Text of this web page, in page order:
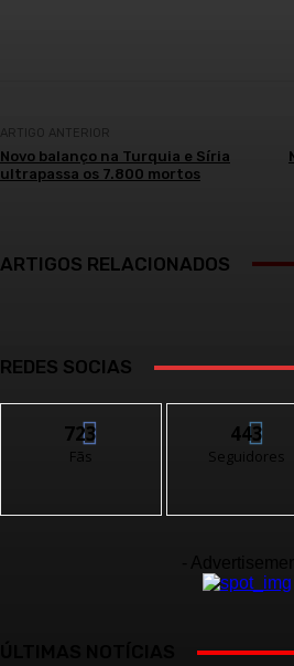
ARTIGO ANTERIOR
Novo balanço na Turquia e Síria
ultrapassa os 7.800 mortos
ARTIGOS RELACIONADOS
REDES SOCIAS
723
Fãs
443
Seguidores